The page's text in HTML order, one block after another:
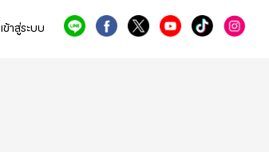
เข้าสู่ระบบ